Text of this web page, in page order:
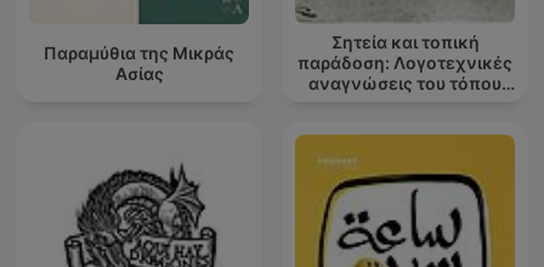
Παραμύθια της Μικράς
Ασίας
Σητεία και τοπική
παράδοση: Λογοτεχνικές
αναγνώσεις του τόπου